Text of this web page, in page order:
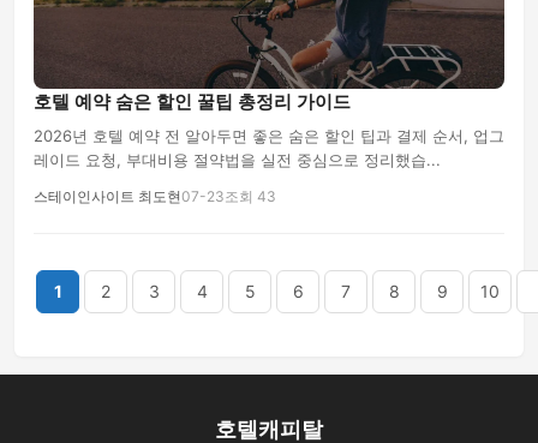
호텔 예약 숨은 할인 꿀팁 총정리 가이드
2026년 호텔 예약 전 알아두면 좋은 숨은 할인 팁과 결제 순서, 업그
레이드 요청, 부대비용 절약법을 실전 중심으로 정리했습...
스테이인사이트 최도현07-23조회 43
1 2 3 4 5 6 7 8 9 10
호텔캐피탈